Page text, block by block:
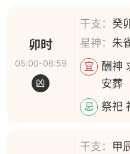
卯时
05:00-06:59
凶
干支：癸
星神： 朱
宜
酬神
安葬
忌 祭祀
干支： 甲